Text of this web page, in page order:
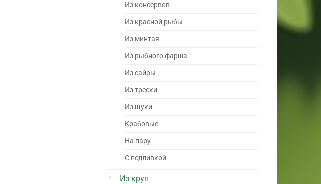
Из консервов
Из красной рыбы
Из минтая
Из рыбного фарша
Из сайры
Из трески
Из щуки
Крабовые
На пару
С подливкой
Из круп